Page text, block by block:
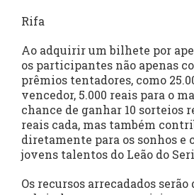
Rifa
Ao adquirir um bilhete por
os participantes não apenas
prêmios tentadores, como
vencedor, 5.000 reais para o
chance de ganhar 10 sorteios
reais cada, mas também
diretamente para os sonhos e
jovens talentos do Leão do
Os recursos arrecadados